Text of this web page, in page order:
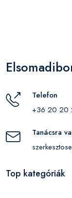
Telefon
+36 20 20
Tanácsra
Top kategóriák